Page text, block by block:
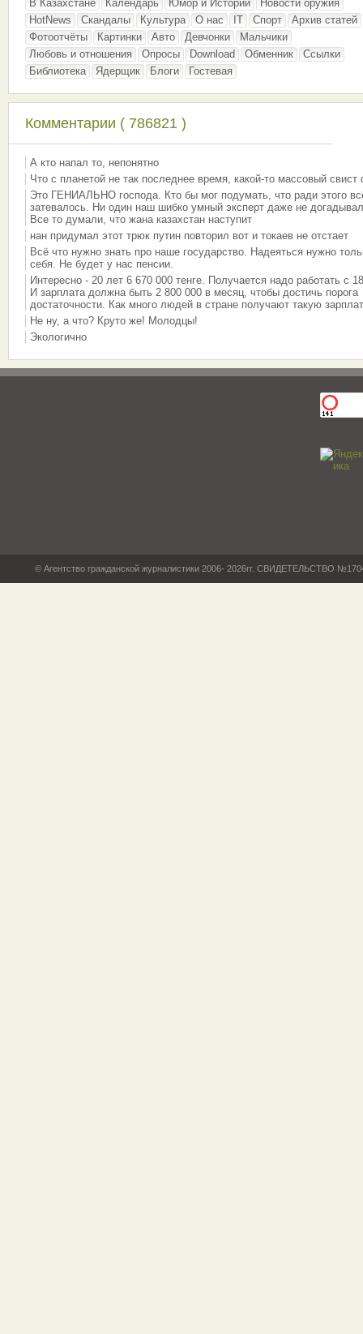
В Казахстане
Календарь Юмор и Истории
Новости оружия
HotNews
Скандалы Культура О нас IT Спорт
Архив статей
Фотоотчёты
Картинки Авто Девчонки
Мальчики
Любовь и отношения
Опросы Download Обменник
Ссылки
Библиотека
Ядерщик Блоги Гостевая
Комментарии ( 786821 )
А кто напал то, непонятно
Что с планетой не так последнее время, какой-то массовый свист
Это ГЕНИАЛЬНО господа. Кто бы мог подумать, что ради этого
затевалось. Ни один наш шибко умный эксперт даже не
Все то думали, что жана казахстан наступит
нан придумал этот трюк путин повторил вот и токаев не отстает
Всё что нужно знать про наше государство. Надеяться нужно
себя. Не будет у нас пенсии.
Интересно - 20 лет 6 670 000 тенге. Получается надо работать с
И зарплата должна быть 2 800 000 в месяц, чтобы достичь порога
достаточности. Как много людей в стране получают такую
Не ну, а что? Круто же! Молодцы!
Экологично
© Агентство гражданской журналистики 2006- 2026гг. СВИДЕТЕЛЬСТВО